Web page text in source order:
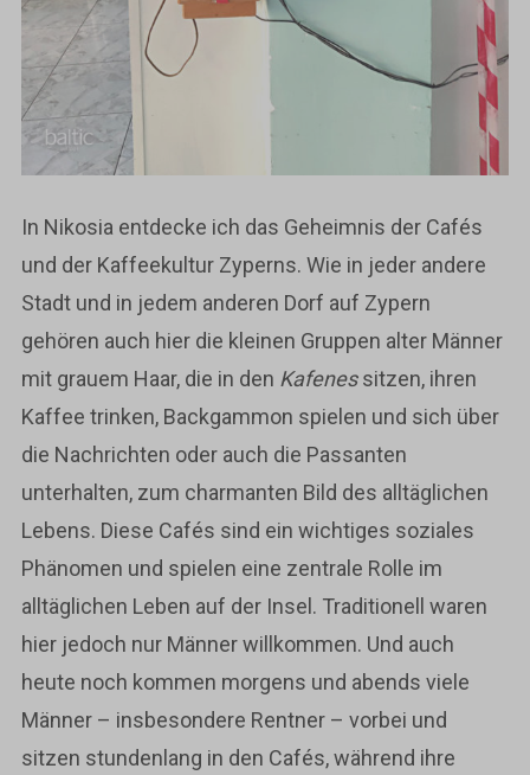
In Nikosia entdecke ich das Geheimnis der Cafés
und der Kaffeekultur Zyperns. Wie in jeder andere
Stadt und in jedem anderen Dorf auf Zypern
gehören auch hier die kleinen Gruppen alter Männer
mit grauem Haar, die in den Kafenessitzen, ihren
Kaffee trinken, Backgammon spielen und sich über
die Nachrichten oder auch die Passanten
unterhalten, zum charmanten Bild des alltäglichen
Lebens. Diese Cafés sind ein wichtiges soziales
Phänomen und spielen eine zentrale Rolle im
alltäglichen Leben auf der Insel. Traditionell waren
hier jedoch nur Männer willkommen. Und auch
heute noch kommen morgens und abends viele
Männer – insbesondere Rentner – vorbei und
sitzen stundenlang in den Cafés, während ihre